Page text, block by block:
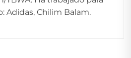
Adidas, Chilim Balam.